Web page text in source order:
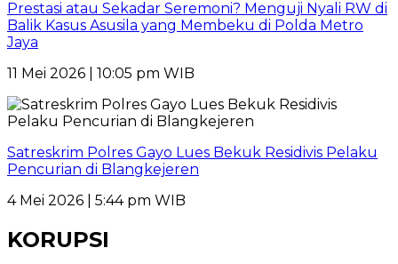
Prestasi atau Sekadar Seremoni? Menguji Nyali RW di
Balik Kasus Asusila yang Membeku di Polda Metro
Jaya
11 Mei 2026 | 10:05 pm WIB
Satreskrim Polres Gayo Lues Bekuk Residivis Pelaku
Pencurian di Blangkejeren
4 Mei 2026 | 5:44 pm WIB
KORUPSI